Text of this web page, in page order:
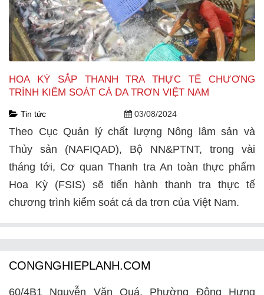
HOA KỲ SẮP THANH TRA THỰC TẾ CHƯƠNG
TRÌNH KIỂM SOÁT CÁ DA TRƠN VIỆT NAM
Tin tức 03/08/2024
Theo Cục Quản lý chất lượng Nông lâm sản và
Thủy sản (NAFIQAD), Bộ NN&PTNT, trong vài
tháng tới, Cơ quan Thanh tra An toàn thực phẩm
Hoa Kỳ (FSIS) sẽ tiến hành thanh tra thực tế
chương trình kiểm soát cá da trơn của Việt Nam.
CONGNGHIEPLANH.COM
60/4B1 Nguyễn Văn Quá, Phường Đông Hưng